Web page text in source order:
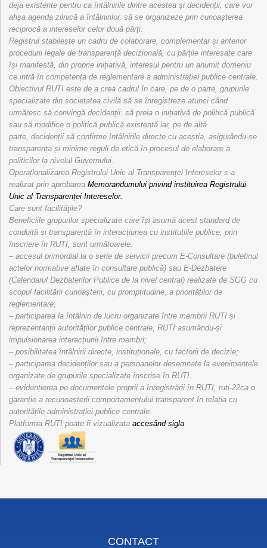
deja existente pentru ca întâlnirile dintre acestea și decidenții, care vor
afișa agenda zilnică a întâlnirilor, să se organizeze prin cunoașterea
reciprocă a intereselor celor două părți.
Registrul stabilește un cadru de colaborare, complementar și anterior
procedurii legale de transparență decizională, cu părțile interesate care
își manifestă, din proprie inițiativă, interesul pentru un anumit domeniu
ce intră în competența de reglementare a administrației publice centrale.
Obiectivul RUTI este de a crea cadrul în care, pe de o parte, grupurile
specializate din societatea civilă să se înregistreze atunci când
urmăresc să convingă decidenții: să preia o inițiativă de politică publică
sau să modifice o politică publică existentă iar, pe de altă
parte, decidenții să confirme întâlnirile directe cu aceștia, asigurându-se
transparența și minime reguli de etică în procesul de elaborare a
politicilor la nivelul Guvernului.
Operaționalizarea Registrului Unic al Transparenței Intereselor s-a
realizat prin aprobarea Memorandumului privind instituirea Registrului
Unic al Transparenței Intereselor.
Care sunt facilităţile?
Beneficiile grupurilor specializate care își asumă acest standard de
conduită și transparență în interacțiunea cu instituțiile publice, prin
înscriere în RUTI, sunt următoarele:
– accesul primordial la o serie de servicii precum E-Consultare (buletinul
actelor normative aflate în consultare publică) sau E-Dezbatere
(Calendarul Dezbaterilor Publice de la nivel central) realizate de SGG cu
scopul facilitării cunoașterii, cu promptitudine, a priorităților de
reglementare;
– participarea la întâlniri de lucru organizate între membrii RUTI și
reprezentanții autorităților publice centrale, RUTI asumându-și
impulsionarea interacțiunii între membri;
– posibilitatea întâlnirii directe, instituționale, cu factorii de decizie;
– participarea decidenților sau a persoanelor desemnate la evenimentele
organizate de grupurile specializate înscrise în RUTI.
– evidențierea pe documentele proprii a înregistrării în RUTI, ruti-22ca o
garanție a recunoașterii comportamentului transparent în relația cu
autoritățile administrației publice centrale.
Platforma RUTI poate fi vizualizata accesând sigla
CONTACT